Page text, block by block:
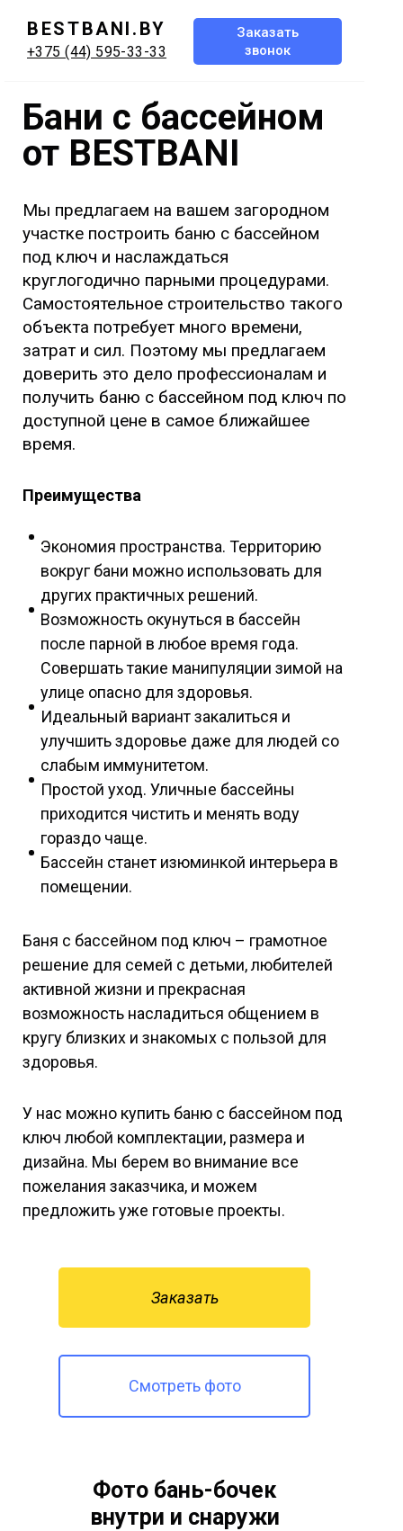
+375 (44) 595-33-33
Заказать
звонок
BESTBANI.BY
Бани с бассейном
от BESTBANI
Мы предлагаем на вашем загородном
участке построить баню с бассейном
под ключ и наслаждаться
круглогодично парными процедурами.
Самостоятельное строительство такого
объекта потребует много времени,
затрат и сил. Поэтому мы предлагаем
доверить это дело профессионалам и
получить баню с бассейном под ключ по
доступной цене в самое ближайшее
время.
Преимущества
Экономия пространства. Территорию
вокруг бани можно использовать для
других практичных решений.
Возможность окунуться в бассейн
после парной в любое время года.
Совершать такие манипуляции зимой на
улице опасно для здоровья.
Идеальный вариант закалиться и
улучшить здоровье даже для людей со
слабым иммунитетом.
Простой уход. Уличные бассейны
приходится чистить и менять воду
гораздо чаще.
Бассейн станет изюминкой интерьера в
помещении.
У нас можно купить баню с бассейном под
ключ любой комплектации, размера и
дизайна. Мы берем во внимание все
пожелания заказчика, и можем
предложить уже готовые проекты.
Баня с бассейном под ключ – грамотное
решение для семей с детьми, любителей
активной жизни и прекрасная
возможность насладиться общением в
кругу близких и знакомых с пользой для
здоровья.
Смотреть фото
Заказать
Фото бань-бочек
внутри и снаружи